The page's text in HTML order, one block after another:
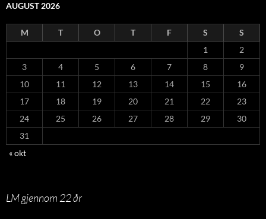
AUGUST 2026
M T O T F S
S
1
2
3
4 5 6 7 8
9
10
11 12 13 14 15
16
17
18 19 20 21 22
23
24
25 26 27 28 29
30
31
« okt
LM gjennom 22 år